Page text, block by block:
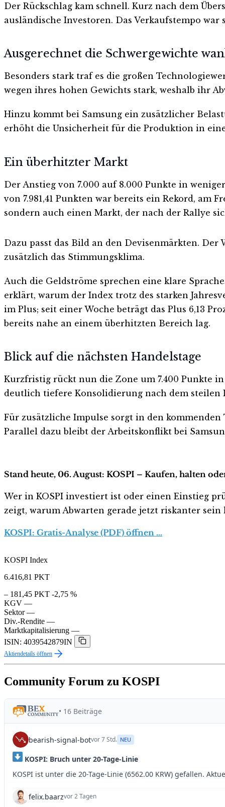
Der Rückschlag kam schnell. Kurz nach dem
ausländische Investoren. Das Verkaufstempo
Ausgerechnet die Schwergewichte
Besonders stark traf es die großen
wegen ihres hohen Gewichts stark, weshalb ihr
Hinzu kommt bei Samsung ein zusätzlicher
erhöht die Unsicherheit für die Produktion in
Ein überhitzter Markt
Der Anstieg von 7.000 auf 8.000 Punkte in
von 7.981,41 Punkten war bereits ein Rekord,
sondern auch einen Markt, der nach der Rallye
Dazu passt das Bild an den Devisenmärkten.
zusätzlich das Stimmungsklima.
Auch die Geldströme sprechen eine klare
erklärt, warum der Index trotz des starken
im Plus; seit einer Woche beträgt das Plus 6,13
bereits nahe an einem überhitzten Bereich lag.
Blick auf die nächsten Handelstage
Kurzfristig rückt nun die Zone um 7.400 Punkte
deutlich tiefere Konsolidierung nach dem steilen
Für zusätzliche Impulse sorgt in den
Parallel dazu bleibt der Arbeitskonflikt bei
Stand heute, 06. August: KOSPI – Kaufen, halten
Wer in KOSPI investiert ist oder einen Einstieg
zeigt, warum Abwarten gerade jetzt riskanter sein
KOSPI: Gratis-Analyse (PDF) öffnen …
KOSPI Index
6.416,81 PKT
– 181,45 PKT -2,75 %
KGV —
Sektor —
Div.-Rendite —
Marktkapitalisierung —
ISIN: 4039542879IN
Aktiendetails öffnen
Community Forum zu KOSPI